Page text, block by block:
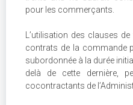
pour les commerçants.
L’utilisation des clauses
contrats de la commande
subordonnée à la durée
delà de cette dernière,
cocontractants de